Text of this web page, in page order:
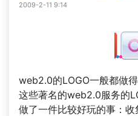
2009-2-11 9:14
web2.0的LOGO一般都做
这些著名的web2.0服务的
做了一件比较好玩的事：